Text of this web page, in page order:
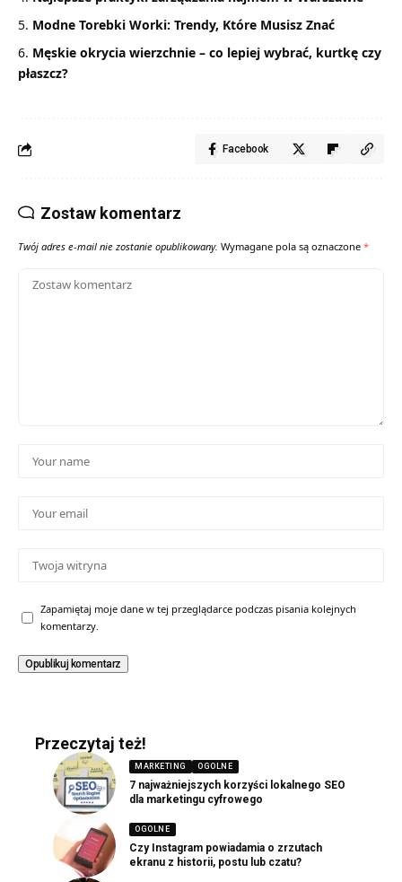
Modne Torebki Worki: Trendy, Które Musisz Znać
Męskie okrycia wierzchnie – co lepiej wybrać, kurtkę czy
płaszcz?
Facebook
Zostaw komentarz
Twój adres e-mail nie zostanie opublikowany. Wymagane pola są oznaczone *
Zapamiętaj moje dane w tej przeglądarce podczas pisania kolejnych
komentarzy.
Przeczytaj też!
MARKETING OGOLNE
7 najważniejszych korzyści lokalnego SEO
dla marketingu cyfrowego
OGOLNE
Czy Instagram powiadamia o zrzutach
ekranu z historii, postu lub czatu?